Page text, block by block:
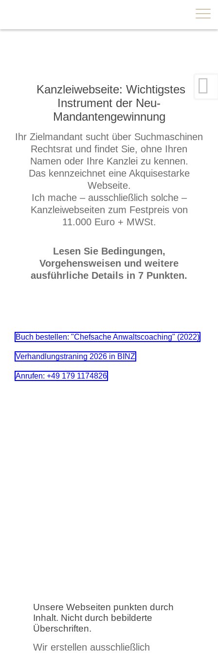
×
Kanzleiwebseite: Wichtigstes
Instrument der Neu-
Mandantengewinnung
Ihr Zielmandant sucht über Suchmaschinen
Rechtsrat und findet Sie, ohne Ihren
Namen oder Ihre Kanzlei zu kennen.
Das kennzeichnet eine Akquisestarke
Webseite.
Ich mache – ausschließlich solche –
Kanzleiwebseiten zum Festpreis von
11.000 Euro + MWSt.
Lesen Sie Bedingungen,
Vorgehensweisen und weitere
ausführliche Details in 7 Punkten.
Buch bestellen: "Chefsache Anwaltscoaching" (2022)
Verhandlungstraning 2026 in BINZ
Anrufen: +49 179 1174826
Unsere Webseiten punkten durch
Inhalt. Nicht durch bebilderte
Überschriften.
Wir erstellen ausschließlich